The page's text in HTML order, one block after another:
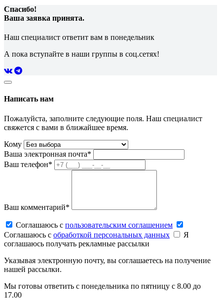
Спасибо!
Ваша заявка принята.
Наш специалист ответит вам в понедельник
А пока вступайте в наши группы в соц.сетях!
Написать нам
Пожалуйста, заполните следующие поля. Наш специалист
свяжется с вами в ближайшее время.
Кому
Ваша электронная почта*
Ваш телефон*
Ваш комментарий*
Соглашаюсь c пользовательским соглашением
Соглашаюсь c обработкой персональных данных
Я
соглашаюсь получать рекламные рассылки
Указывая электронную почту, вы соглашаетесь на получение
нашей рассылки.
Мы готовы ответить с понедельника по пятницу с 8.00 до
17.00